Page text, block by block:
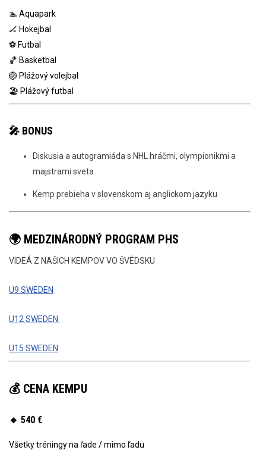
🏊 Aquapark
🏒 Hokejbal
⚽ Futbal
🏀 Basketbal
🏐 Plážový volejbal
🏖️ Plážový futbal
🎤 BONUS
Diskusia a autogramiáda s NHL hráčmi, olympionikmi a
majstrami sveta
Kemp prebieha v slovenskom aj anglickom jazyku
🌍 MEDZINÁRODNÝ PROGRAM PHS
VIDEÁ Z NAŠICH KEMPOV VO ŠVÉDSKU
U9 SWEDEN
U12 SWEDEN
U15 SWEDEN
💰 CENA KEMPU
🔹 540 €
Všetky tréningy na ľade / mimo ľadu